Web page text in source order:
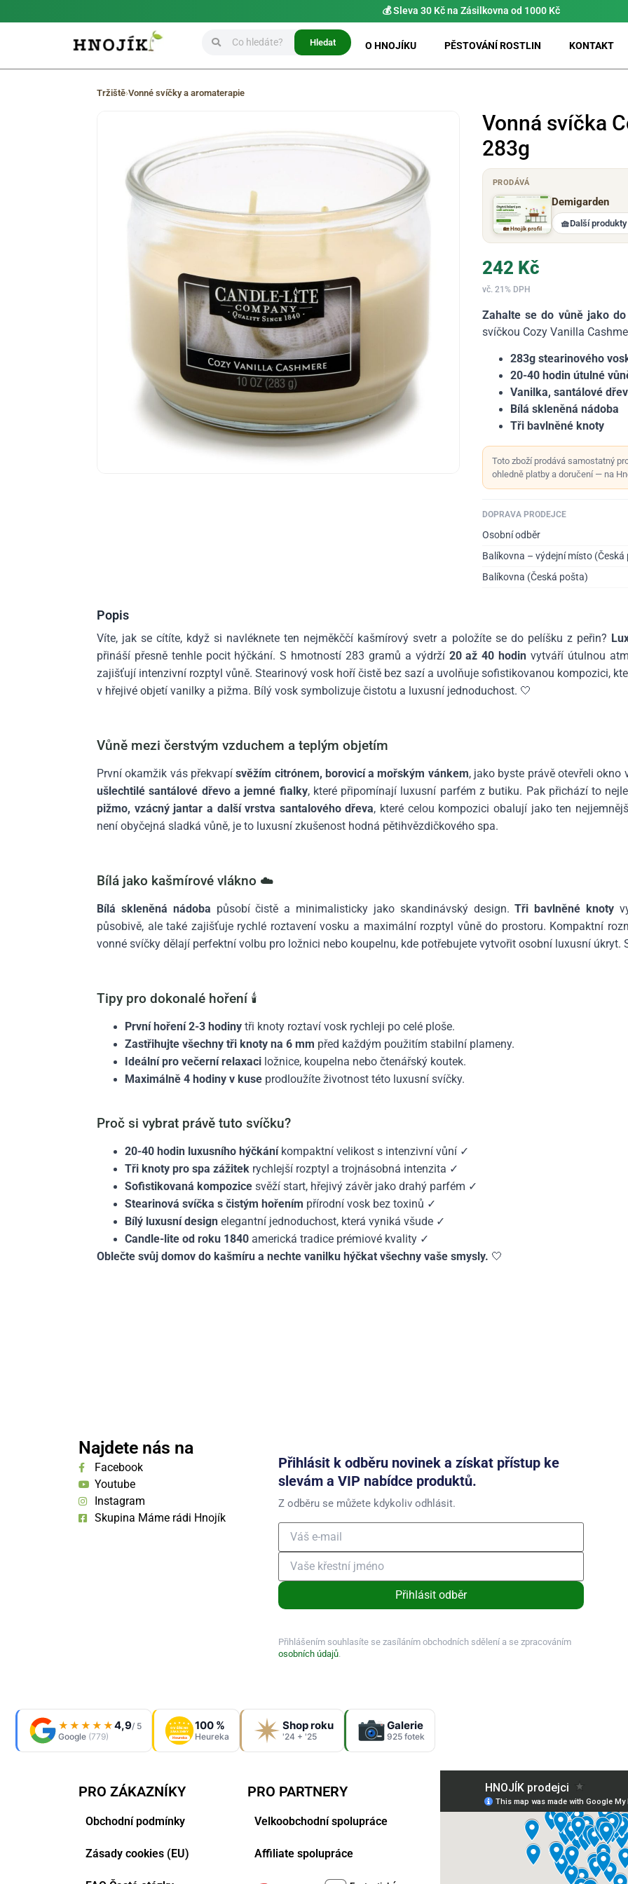
💰 Sleva 30 Kč na Zásilkovna od 1000 Kč
Hledat O HNOJÍKU PĚSTOVÁNÍ ROSTLIN KONTAKT
Tržiště›Vonné svíčky a aromaterapie
Vonná svíčka
283g
PRODÁVÁ
🏡 Hnojík profil
Demigarden
🧺Další
242 Kč
vč. 21% DPH
Zahalte se do vůně jako
svíčkou Cozy Vanilla
283g stearinového
20-40 hodin útulné
Vanilka, santálové
Bílá skleněná nádoba
Tři bavlněné knoty
Toto zboží prodává samostatný
ohledně platby a doručení — na
DOPRAVA PRODEJCE
Osobní odběr
Balíkovna – výdejní místo (Česká
Balíkovna (Česká pošta)
Popis
Víte, jak se cítíte, když si navléknete ten nejměkččí kašmírový svetr a položíte se do pelíšku z peřin?
přináší přesně tenhle pocit hýčkání. S hmotností 283 gramů a výdrží 20 až 40 hodin vytváří útulnou
zajišťují intenzivní rozptyl vůně. Stearinový vosk hoří čistě bez sazí a uvolňuje sofistikovanou kompozici,
v hřejivé objetí vanilky a pižma. Bílý vosk symbolizuje čistotu a luxusní jednoduchost. 🤍
Vůně mezi čerstvým vzduchem a teplým objetím
První okamžik vás překvapísvěžím citrónem, borovicí a mořským vánkem, jako byste právě otevřeli
ušlechtilé santálové dřevo a jemné fialky, které připomínají luxusní parfém z butiku. Pak přichází to
pižmo, vzácný jantar a další vrstva santalového dřeva, které celou kompozici obalují jako ten
není obyčejná sladká vůně, je to luxusní zkušenost hodná pětihvězdičkového spa.
Bílá jako kašmírové vlákno ☁️
Bílá skleněná nádoba působí čistě a minimalisticky jako skandinávský design.Tři bavlněné knoty
působivě, ale také zajišťuje rychlé roztavení vosku a maximální rozptyl vůně do prostoru. Kompaktní
vonné svíčky dělají perfektní volbu pro ložnici nebo koupelnu, kde potřebujete vytvořit osobní luxusní úkryt.
Tipy pro dokonalé hoření 🕯️
První hoření 2-3 hodiny tři knoty roztaví vosk rychleji po celé ploše.
Zastřihujte všechny tři knoty na 6 mm před každým použitím stabilní plameny.
Ideální pro večerní relaxaci ložnice, koupelna nebo čtenářský koutek.
Maximálně 4 hodiny v kuse prodloužíte životnost této luxusní svíčky.
Proč si vybrat právě tuto svíčku?
20-40 hodin luxusního hýčkáníkompaktní velikost s intenzivní vůní ✓
Tři knoty pro spa zážitek rychlejší rozptyl a trojnásobná intenzita ✓
Sofistikovaná kompozice svěží start, hřejivý závěr jako drahý parfém ✓
Stearinová svíčka s čistým hořením přírodní vosk bez toxinů ✓
Bílý luxusní design elegantní jednoduchost, která vyniká všude ✓
Candle-lite od roku 1840 americká tradice prémiové kvality ✓
Oblečte svůj domov do kašmíru a nechte vanilku hýčkat všechny vaše smysly. 🤍
Najdete nás na
Facebook
Youtube
Instagram
Skupina Máme rádi Hnojík
Přihlásit k odběru novinek a získat přístup ke
slevám a VIP nabídce produktů.
Z odběru se můžete kdykoliv odhlásit.
Přihlásit odběr
Přihlášením souhlasíte se zasíláním obchodních sdělení a se zpracováním
osobních údajů.
★★★★★4,9/ 5
Google (779)
OVĚŘENO
ZÁKAZNÍKY
Heureka
100 %
Heureka
Shop roku
'24 + '25
Galerie
925 fotek
PRO ZÁKAZNÍKY
Obchodní podmínky
Zásady cookies (EU)
PRO PARTNERY
Velkoobchodní spolupráce
Affiliate spolupráce